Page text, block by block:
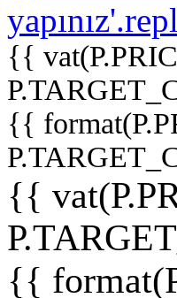
{{
{{
{{
{{